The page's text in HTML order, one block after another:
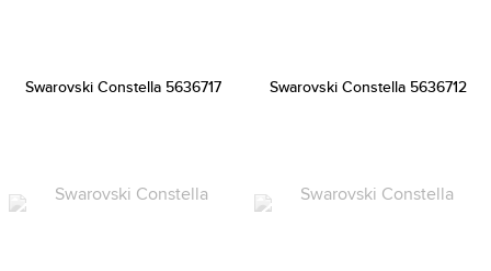
Swarovski Constella 5636717 Swarovski Constella 5636712